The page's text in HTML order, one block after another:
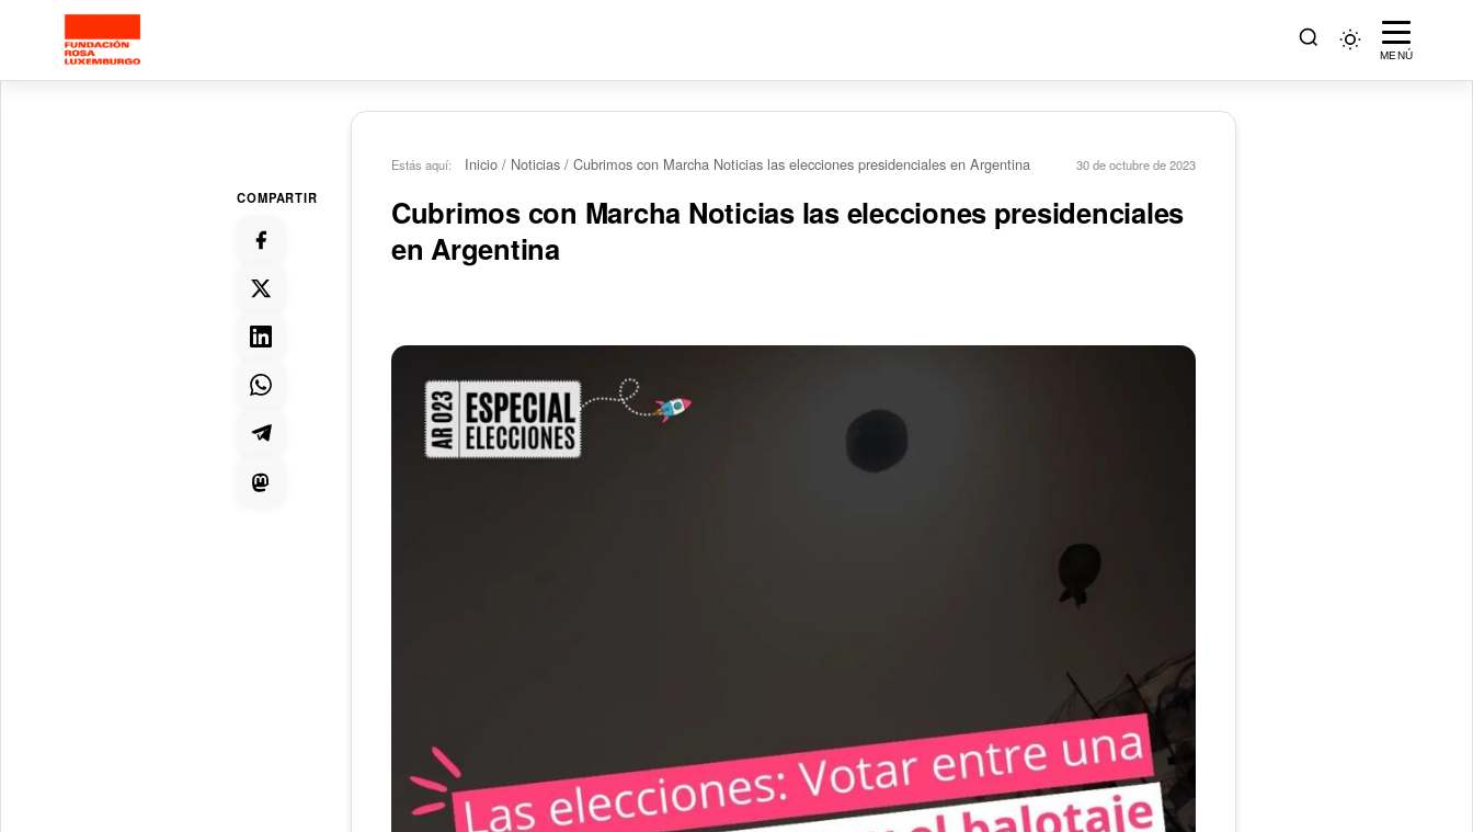
Saltar al contenido principal MENÚ
COMPARTIR
Estás aquí: Inicio / Noticias / Cubrimos con Marcha Noticias las elecciones presidenciales en Argentina 30 de octubre de 2023
Cubrimos con Marcha Noticias las elecciones presidenciales
en Argentina